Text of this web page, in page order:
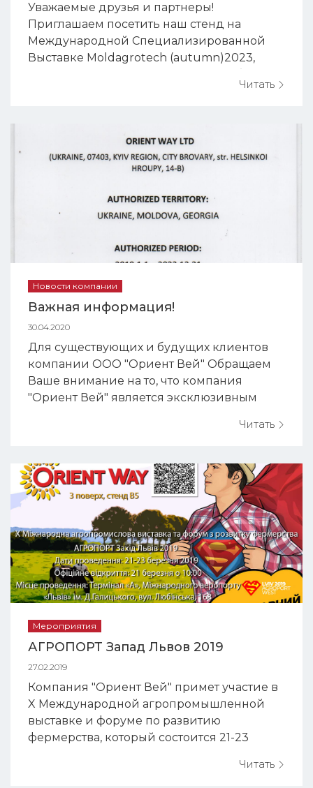
Уважаемые друзья и партнеры!
Приглашаем посетить наш стенд на
Международной Специализированной
Выставке Moldagrotech (autumn)2023,
🇲🇩Республике Молдова, по адресу 📍г.
технологические решения в области
первичной и финишной сортировки
пищевых продуктов. До ...
Читать
Новости компании
Важная информация!
30.04.2020
Для существующих и будущих клиентов
компании ООО "Ориент Вей" Обращаем
Ваше внимание на то, что компания
"Ориент Вей" является эксклюзивным
цветосортировочного оборудования
Technology Inc. на территории Украины,
Грузии и Молдовы с региональным
центром обслуживания по адресу:
Украина, г.Бро...
Читать
Мероприятия
АГРОПОРТ Запад Львов 2019
27.02.2019
Компания "Ориент Вей" примет участие в
X Международной агропромышленной
выставке и форуме по развитию
фермерства, который состоится 21-23
Терминал «А», Международного аэропорта
Читать